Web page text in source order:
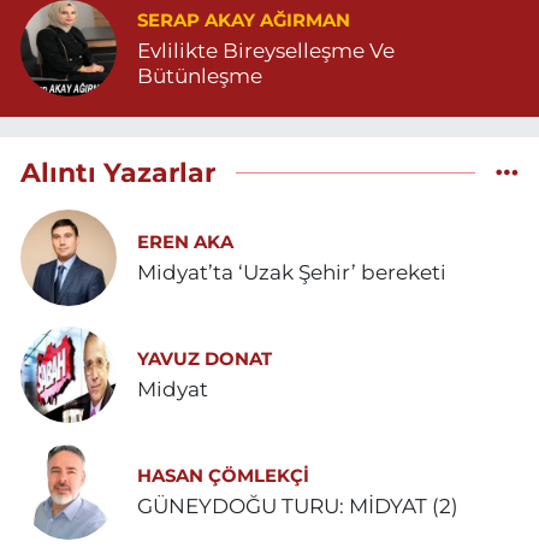
SERAP AKAY AĞIRMAN
Evlilikte Bireyselleşme Ve
Bütünleşme
Alıntı Yazarlar
EREN AKA
Midyat’ta ‘Uzak Şehir’ bereketi
YAVUZ DONAT
Midyat
HASAN ÇÖMLEKÇİ
GÜNEYDOĞU TURU: MİDYAT (2)